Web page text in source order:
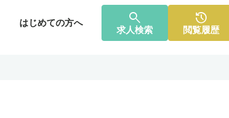
はじめての方へ 
求人検索

閲覧履歴